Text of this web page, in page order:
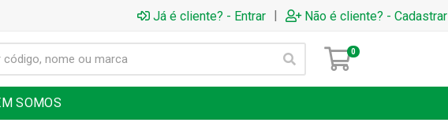
Já é cliente? - Entrar | Não é cliente? - Cadastrar
0
SOMOS